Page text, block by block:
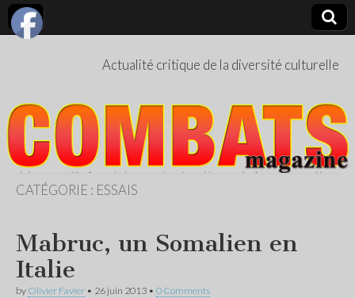
Actualité critique de la diversité culturelle
CATÉGORIE : ESSAIS
Mabruc, un Somalien en
Italie
by Olivier Favier • 26 juin 2013 • 0 Comments